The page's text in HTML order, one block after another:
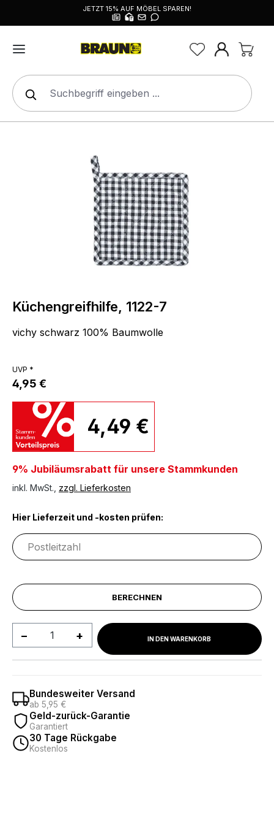
JETZT 15% AUF MÖBEL SPAREN!
Bildergalerie überspringen
Küchengreifhilfe, 1122-7
vichy schwarz 100% Baumwolle
UVP *
4,95 €
4,49 €
9% Jubiläumsrabatt für unsere Stammkunden
inkl. MwSt., zzgl. Lieferkosten
Hier Lieferzeit und -kosten prüfen:
BERECHNEN
Produkt Anzahl: Gib denIN DEN WARENKORB
Bundesweiter Versand
ab 5,95 €
Geld-zurück-Garantie
Garantiert
30 Tage Rückgabe
Kostenlos